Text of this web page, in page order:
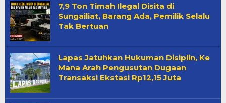
7,9 Ton Timah Ilegal Disita di
Sungailiat, Barang Ada, Pemilik Selalu
Tak Bertuan
Lapas Jatuhkan Hukuman Disiplin, Ke
Mana Arah Pengusutan Dugaan
Transaksi Ekstasi Rp12,15 Juta